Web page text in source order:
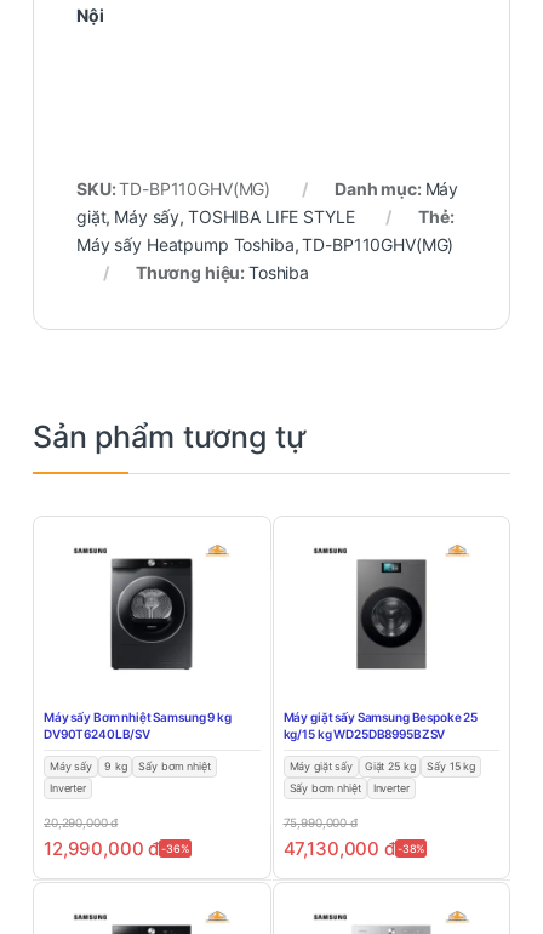
Nội
SKU:TD-BP110GHV(MG) Danh mục: Máy
giặt, Máy sấy, TOSHIBA LIFE STYLE
Thẻ:
Máy sấy Heatpump Toshiba,TD-BP110GHV(MG)
Thương hiệu:Toshiba
Sản phẩm tương tự
Máy sấy Bơm nhiệt Samsung 9 kg
DV90T6240LB/SV
Máy sấy 9 kg
Sấy bơm nhiệt
Inverter
20,290,000đ
12,990,000đ-36%
Máy giặt sấy Samsung Bespoke 25
kg/15 kg WD25DB8995BZSV
Máy giặt sấy Giặt 25 kg
Sấy 15 kg
Sấy bơm nhiệt
Inverter
75,990,000đ
47,130,000 đ-38%